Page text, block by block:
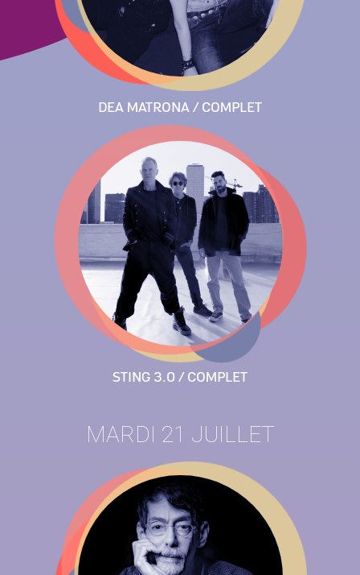
DEA MATRONA / COMPLET
STING 3.0 / COMPLET
MARDI 21 JUILLET